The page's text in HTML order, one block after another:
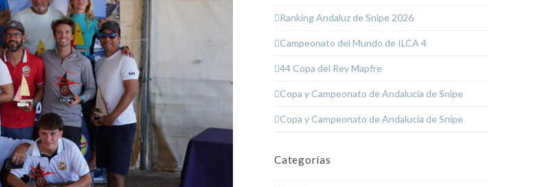
Ranking Andaluz de Snipe 2026
Campeonato del Mundo de ILCA 4
44 Copa del Rey Mapfre
Copa y Campeonato de Andalucía de Snipe
Copa y Campeonato de Andalucía de Snipe
Categorías